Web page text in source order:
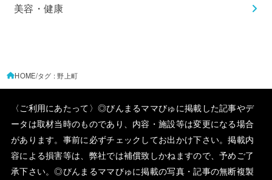
美容・健康
HOME タグ : 野上町
〈ご利用にあたって〉◎びんまるママびゅに掲載した記事やデ
ータは取材当時のものであり、内容・施設等は変更になる場合
があります。事前に必ずチェックしてお出かけ下さい。掲載内
容による損害等は、弊社では補償致しかねますので、予めご了
承下さい。◎びんまるママびゅに掲載の写真・記事の無断複製